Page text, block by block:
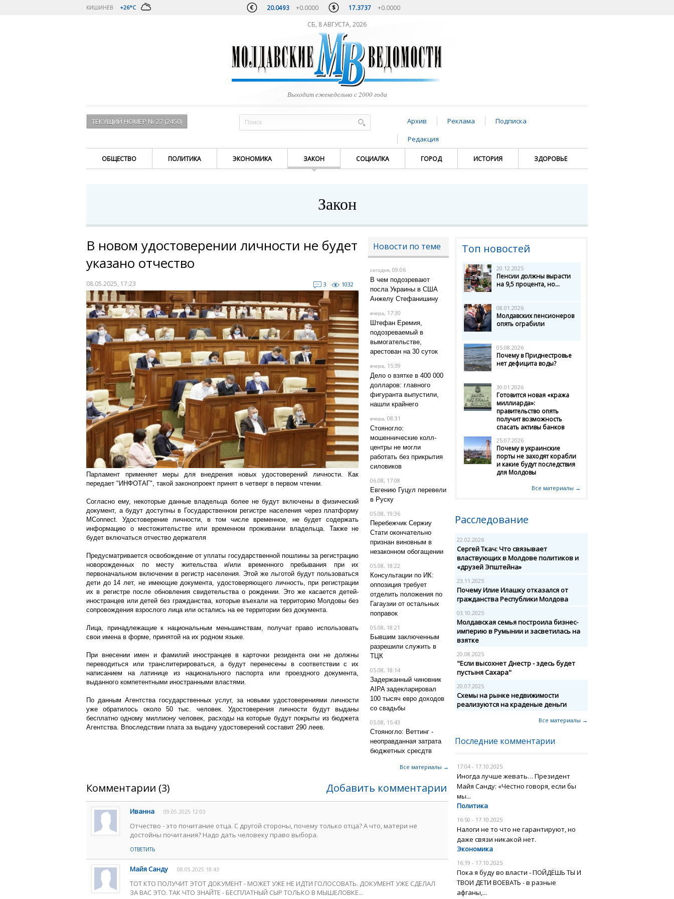
КИШИНЁВ +26°C 20.0493 +0.0000 17.3737 +0.0000
СБ, 8 АВГУСТА, 2026
Выходит еженедельно с 2000 года
ТЕКУЩИЙ НОМЕР № 27 (2450) Архив Реклама
Подписка
Редакция
ОБЩЕСТВО ПОЛИТИКА ЭКОНОМИКА ЗАКОН СОЦИАЛКА ГОРОД ИСТОРИЯ ЗДОРОВЬЕ
Закон
В новом удостоверении личности не будет
указано отчество
08.05.2025, 17:23 3 1032
Парламент применяет меры для внедрения новых удостоверений личности. Как
передает "ИНФОТАГ", такой законопроект принят в четверг в первом чтении.
Согласно ему, некоторые данные владельца более не будут включены в физический
документ, а будут доступны в Государственном регистре населения через платформу
MConnect. Удостоверение личности, в том числе временное, не будет содержать
информацию о местожительстве или временном проживании владельца. Также не
будет включаться отчество держателя
Предусматривается освобождение от уплаты государственной пошлины за регистрацию
новорожденных по месту жительства и/или временного пребывания при их
первоначальном включении в регистр населения. Этой же льготой будут пользоваться
дети до 14 лет, не имеющие документа, удостоверяющего личность, при регистрации
их в регистре после обновления свидетельства о рождении. Это же касается детей-
иностранцев или детей без гражданства, которые въехали на территорию Молдовы без
сопровождения взрослого лица или остались на ее территории без документа.
Лица, принадлежащие к национальным меньшинствам, получат право использовать
свои имена в форме, принятой на их родном языке.
При внесении имен и фамилий иностранцев в карточки резидента они не должны
переводиться или транслитерироваться, а будут перенесены в соответствии с их
написанием на латинице из национального паспорта или проездного документа,
выданного компетентными иностранными властями.
По данным Агентства государственных услуг, за новыми удостоверениями личности
уже обратилось около 50 тыс. человек. Удостоверения личности будут выданы
бесплатно одному миллиону человек, расходы на которые будут покрыты из бюджета
Агентства. Впоследствии плата за выдачу удостоверений составит 290 леев.
Новости по теме
сегодня, 09:06
В чем подозревают
посла Украины в США
Анжелу Стефанишину
вчера, 17:30
Штефан Еремия,
подозреваемый в
вымогательстве,
арестован на 30 суток
вчера, 15:39
Дело о взятке в 400 000
долларов: главного
фигуранта выпустили,
нашли крайнего
вчера, 08:31
Стояногло:
мошеннические колл-
центры не могли
работать без прикрытия
силовиков
06.08, 17:08
Евгению Гуцул перевели
в Руску
05.08, 19:36
Перебежчик Сержиу
Стати окончательно
признан виновным в
незаконном обогащении
05.08, 18:22
Консультации по ИК:
оппозиция требует
отделить положения по
Гагаузии от остальных
поправок
05.08, 18:21
Бывшим заключенным
разрешили служить в
ТЦК
05.08, 18:14
Задержанный чиновник
AIPA задекларировал
100 тысяч евро доходов
со свадьбы
05.08, 15:43
Стояногло: Веттинг -
неоправданная затрата
бюджетных сресдтв
Все материалы →
Комментарии (3) Добавить комментарии
Иванна 09.05.2025 12:03
Отчество - это почитание отца. С другой стороны, почему только отца? А что, матери не
достойны почитания? Надо дать человеку право выбора.
ОТВЕТИТЬ
Майя Санду 08.05.2025 18:43
ТОТ КТО ПОЛУЧИТ ЭТОТ ДОКУМЕНТ - МОЖЕТ УЖЕ НЕ ИДТИ ГОЛОСОВАТЬ. ДОКУМЕНТ УЖЕ СДЕЛАЛ
ЗА ВАС ЭТО. ТАК ЧТО ЗНАЙТЕ - БЕСПЛАТНЫЙ СЫР ТОЛЬКО В МЫШЕЛОВКЕ...
Топ новостей
20.12.2025
Пенсии должны вырасти
на 9,5 процента, но...
08.01.2026
Молдавских пенсионеров
опять ограбили
05.08.2026
Почему в Приднестровье
нет дефицита воды?
30.01.2026
Готовится новая «кража
миллиарда»:
правительство опять
получит возможность
спасать активы банков
25.07.2026
Почему в украинские
порты не заходят корабли
и какие будут последствия
для Молдовы
Все материалы →
Расследование
22.02.2026
Сергей Ткач: Что связывает
властвующих в Молдове политиков и
«друзей Эпштейна»
23.11.2025
Почему Илие Илашку отказался от
гражданства Республики Молдова
03.10.2025
Молдавская семья построила бизнес-
империю в Румынии и засветилась на
взятке
20.08.2025
"Если высохнет Днестр - здесь будет
пустыня Сахара"
20.07.2025
Схемы на рынке недвижимости
реализуются на краденые деньги
Все материалы →
Последние комментарии
17:04 - 17.10.2025
Иногда лучше жевать… Президент
Майя Санду: «Честно говоря, если бы
мы...
Политика
16:50 - 17.10.2025
Налоги не то что не гарантируют, но
даже связи никакой нет.
Экономика
16:19 - 17.10.2025
Пока я буду во власти - ПОЙДЁШЬ ТЫ И
ТВОИ ДЕТИ ВОЕВАТЬ - в разные
афганы,...